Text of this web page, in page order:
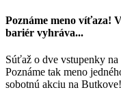
Poznáme meno víťaza!
bariér vyhráva...
Súťaž o dve vstupenky
Poznáme tak meno
sobotnú akciu na Butkove!